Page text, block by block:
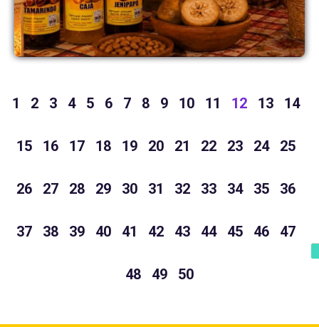
1 2 3 4 5 6 7 8 9 10 11 12 13 14
15 16 17 18 19 20 21 22 23 24 25
26 27 28 29 30 31 32 33 34 35 36
37 38 39 40 41 42 43 44 45 46 47
48 49 50